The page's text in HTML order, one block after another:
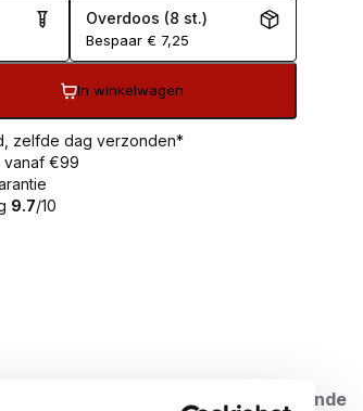
Overdoos (8 st.)
Bespaar € 7,25
In winkelwagen
zelfde dag verzonden*
€99
9.7/10
voor het maken van dragende